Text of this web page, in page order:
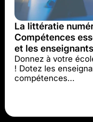
La littératie
Compétences
et les
Donnez à votre
! Dotez les
compétences...